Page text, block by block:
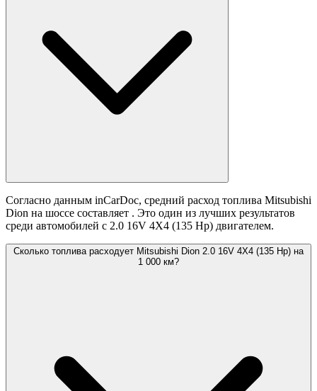
Согласно данным inCarDoc, средний расход топлива Mitsubishi
Dion на шоссе составляет . Это один из лучших результатов
среди автомобилей с 2.0 16V 4X4 (135 Hp) двигателем.
Сколько топлива расходует Mitsubishi Dion 2.0 16V 4X4 (135 Hp) на
1 000 км?